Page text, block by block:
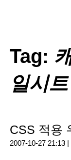
Tag:
일시트
CSS 적용
2007-10-27 21:13 |